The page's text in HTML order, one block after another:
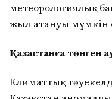
метеорологиялық
жыл атануы мүмкін
Қазақстанға төнген
Климаттық